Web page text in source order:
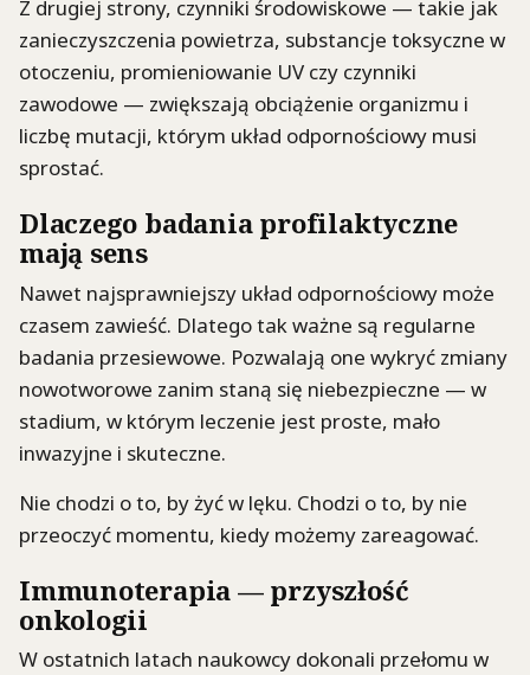
Z drugiej strony, czynniki środowiskowe — takie jak
zanieczyszczenia powietrza, substancje toksyczne w
otoczeniu, promieniowanie UV czy czynniki
zawodowe — zwiększają obciążenie organizmu i
liczbę mutacji, którym układ odpornościowy musi
sprostać.
Dlaczego badania profilaktyczne
mają sens
Nawet najsprawniejszy układ odpornościowy może
czasem zawieść. Dlatego tak ważne są regularne
badania przesiewowe. Pozwalają one wykryć zmiany
nowotworowe zanim staną się niebezpieczne — w
stadium, w którym leczenie jest proste, mało
inwazyjne i skuteczne.
Nie chodzi o to, by żyć w lęku. Chodzi o to, by nie
przeoczyć momentu, kiedy możemy zareagować.
Immunoterapia — przyszłość
onkologii
W ostatnich latach naukowcy dokonali przełomu w